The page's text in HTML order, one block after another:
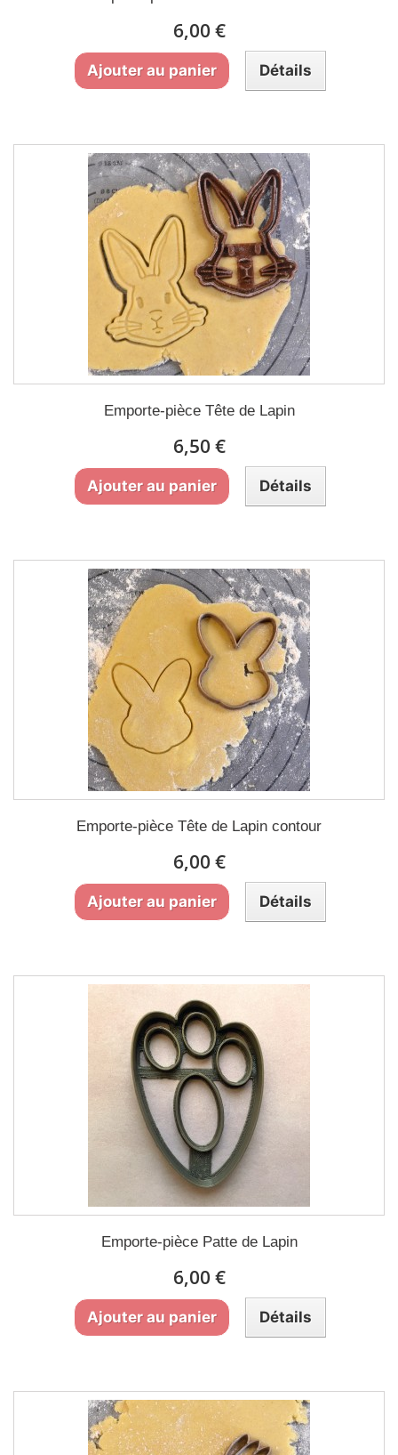
6,00 €
Ajouter au panier Détails
Emporte-pièce Tête de Lapin
6,50 €
Ajouter au panier Détails
Emporte-pièce Tête de Lapin contour
6,00 €
Ajouter au panier Détails
Emporte-pièce Patte de Lapin
6,00 €
Ajouter au panier Détails